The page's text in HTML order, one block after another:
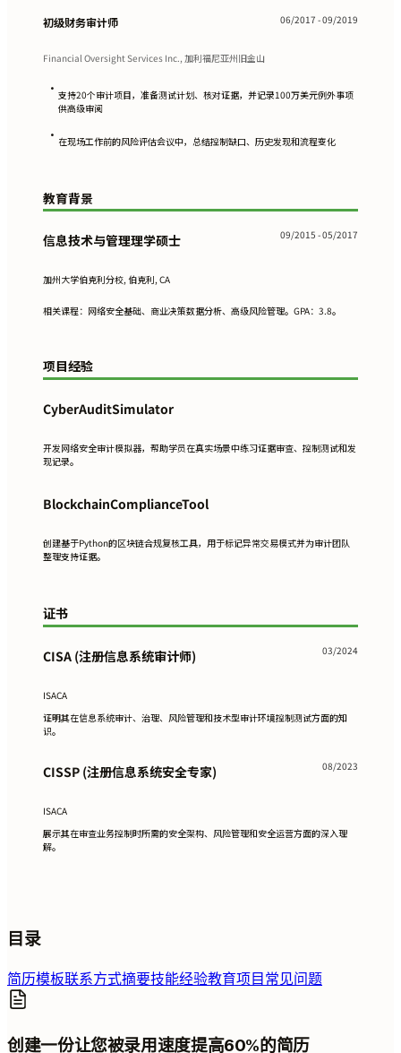
初级财务审计师 06/2017 - 09/2019
Financial Oversight Services Inc., 加利福尼亚州旧金山
• 支持20个审计项目，准备测试计划、核对证据，并记录100万美元例外事项
供高级审阅
• 在现场工作前的风险评估会议中，总结控制缺口、历史发现和流程变化
教育背景
信息技术与管理理学硕士 09/2015 - 05/2017
加州大学伯克利分校, 伯克利, CA
相关课程：网络安全基础、商业决策数据分析、高级风险管理。GPA：3.8。
项目经验
CyberAuditSimulator
开发网络安全审计模拟器，帮助学员在真实场景中练习证据审查、控制测试和发
现记录。
BlockchainComplianceTool
创建基于Python的区块链合规复核工具，用于标记异常交易模式并为审计团队
整理支持证据。
证书
CISA (注册信息系统审计师) 03/2024
ISACA
证明其在信息系统审计、治理、风险管理和技术型审计环境控制测试方面的知
识。
CISSP (注册信息系统安全专家) 08/2023
ISACA
展示其在审查业务控制时所需的安全架构、风险管理和安全运营方面的深入理
解。
目录
简历模板联系方式摘要技能经验教育项目常见问题
创建一份让您被录用速度提高60%的简历